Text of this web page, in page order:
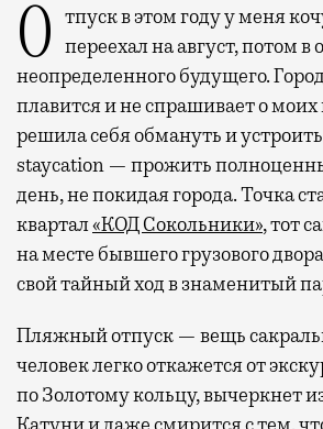
Отпуск в этом году у меня кочует: сначала переехал на август, потом в
неопределенного будущего.
плавится и не спрашивает о моих
решила себя обмануть и
staycation — прожить
день, не покидая города. Точка
квартал«КОД Сокольники», тот
на месте бывшего грузового
свой тайный ход в знаменитый
Пляжный отпуск — вещь
человек легко откажется от
по Золотому кольцу, вычеркнет